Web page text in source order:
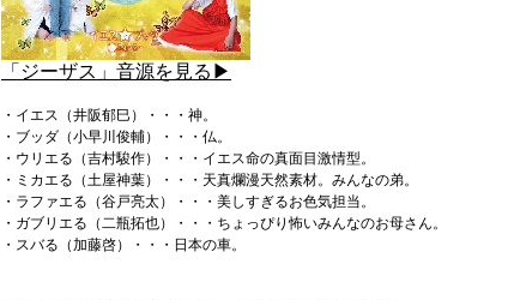
「ジーザス」音源を見る▶
・イエス（井阪郁巳）・・・神。
・ブッダ（小早川俊輔）・・・仏。
・ウリエる（吉村駿作）・・・イエス命の真面目激情型。
・ミカエる（土屋神葉）・・・天真爛漫天然素材。みんなの弟。
・ラファエる（谷戸亮太）・・・美しすぎるお色気担当。
・ガブリエる（二瓶拓也）・・・ちょっぴり怖いみんなのお母さん。
・スバる（加藤啓）・・・日本の車。